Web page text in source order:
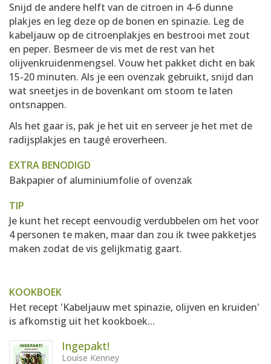
Snijd de andere helft van de citroen in 4-6 dunne
plakjes en leg deze op de bonen en spinazie. Leg de
kabeljauw op de citroenplakjes en bestrooi met zout
en peper. Besmeer de vis met de rest van het
olijvenkruidenmengsel. Vouw het pakket dicht en bak
15-20 minuten. Als je een ovenzak gebruikt, snijd dan
wat sneetjes in de bovenkant om stoom te laten
ontsnappen.
Als het gaar is, pak je het uit en serveer je het met de
radijsplakjes en taugé eroverheen.
EXTRA BENODIGD
Bakpapier of aluminiumfolie of ovenzak
TIP
Je kunt het recept eenvoudig verdubbelen om het voor
4 personen te maken, maar dan zou ik twee pakketjes
maken zodat de vis gelijkmatig gaart.
KOOKBOEK
Het recept 'Kabeljauw met spinazie, olijven en kruiden'
is afkomstig uit het kookboek...
Ingepakt!
Louise Kenney